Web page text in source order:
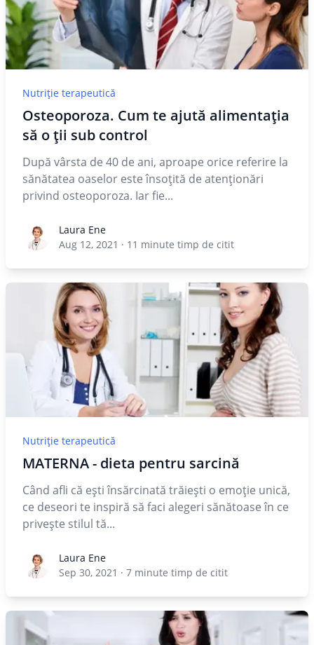
Nutriție terapeutică
Osteoporoza. Cum te ajută alimentația
să o ții sub control
După vârsta de 40 de ani, aproape orice referire la
sănătatea oaselor este însoțită de atenționări
privind osteoporoza. Iar fie...
Laura EneLaura Ene
Aug 12, 2021 · 11 minute timp de citit
Nutriție terapeutică
MATERNA - dieta pentru sarcină
Când afli că eşti însărcinată trăieşti o emoţie unică,
ce deseori te inspiră să faci alegeri sănătoase în ce
privește stilul tă...
Laura EneLaura Ene
Sep 30, 2021 · 7 minute timp de citit